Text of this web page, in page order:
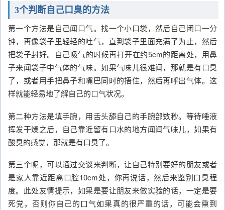
3个判断自己口臭的方法
第一个方法是自己闻口气。找一个小口袋，然后自己闭口一分
钟，再像袋子里轻轻的吐气，直到袋子里面充满了为止，然后
把袋子封好。自己吸气的时候再打开在约5cm的距离处，用鼻
子来闻袋子中气体的气味。如果气味儿很难闻，那就是有口臭
了，或者用手把鼻子和嘴巴同时的捂住，然后再呼出气体。这
样就能轻易地了解自己的口气状况。
第二种方法是填手腕，用舌头舔自己的手腕部数秒。等待唾液
挥发干燥之后，自己靠近留有口水的地方闻闻气味儿，如果有
酸臭的感觉，那就是有口臭了。
第三个呢，可以通过交谈来判断，让自己特别要好的朋友或者
是家人靠近距离口腔10cm处，你再说话，然后来鉴别口臭程
度。此处友情提示，如果是要让朋友来做实验的话，一定是要
死党，否则你自己的口气如果真的很严重的话，可能会熏到